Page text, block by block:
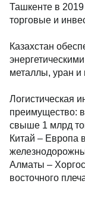
Ташкенте в
торговые и
Казахстан
металлы, уран
Логистическая
преимущество:
свыше 1 млрд
Китай – Европа
Алматы –
восточного